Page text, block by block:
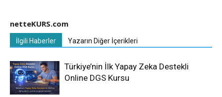
netteKURS.com
İlgili Haberler Yazarın Diğer İçerikleri
Türkiye’nin İlk Yapay Zeka Destekli
Online DGS Kursu